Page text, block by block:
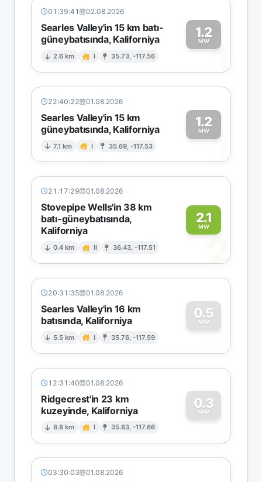
01:39:41 02.08.2026
Searles Valley'in 15 km batı-
güneybatısında, Kaliforniya
2.6 km I 35.73, -117.56
1.2
MW1
22:40:22 01.08.2026
Searles Valley'in 15 km
güneybatısında, Kaliforniya
7.1 km I 35.69, -117.53
1.2
MW1
21:17:29 01.08.2026
Stovepipe Wells'in 38 km
batı-güneybatısında,
Kaliforniya
0.4 km II 36.43, -117.51
2.1
MW
2
20:31:35 01.08.2026
Searles Valley'in 16 km
batısında, Kaliforniya
5.5 km I 35.76, -117.59
0.5
MW
0
12:31:40 01.08.2026
Ridgecrest'in 23 km
kuzeyinde, Kaliforniya
8.8 km I 35.83, -117.66
0.3
MW
0
03:30:03 01.08.2026